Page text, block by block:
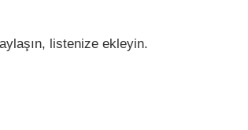
listenize ekleyin.